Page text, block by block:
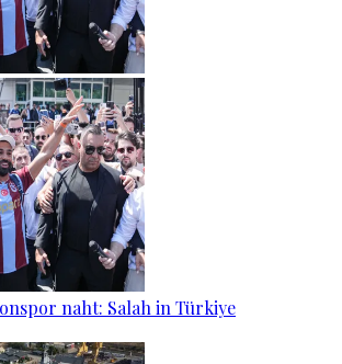
naht: Salah in Türkiye